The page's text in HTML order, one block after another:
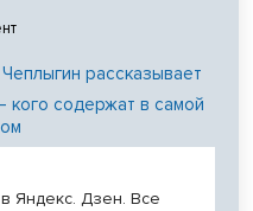
рассказывает
кого содержат в самой
Яндекс. Дзен. Все